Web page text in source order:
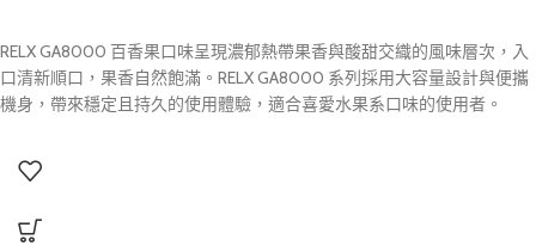
RELX GA8000 百香果口味呈現濃郁熱帶果香與酸甜交織的風味層次，入
口清新順口，果香自然飽滿。RELX GA8000 系列採用大容量設計與便攜
機身，帶來穩定且持久的使用體驗，適合喜愛水果系口味的使用者。